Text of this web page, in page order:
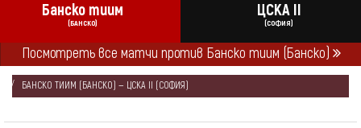
Банско тиим
(БАНСКО)
ЦСКА II
(СОФИЯ)
Посмотреть все матчи против Банско тиим (Банско)
ГЛАВНАЯ СЕЗОНЫ 2023/24
ЮГО-ЗАПАДНАЯ ТРЕТЬЯ ЛИГА 2023/24
БАНСКО ТИИМ (БАНСКО) — ЦСКА II (СОФИЯ)